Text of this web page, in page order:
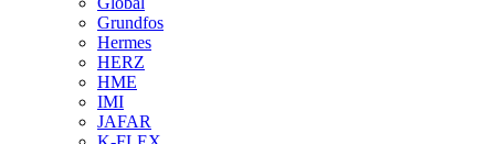
Grundfos
Hermes
HERZ
HME
IMI
JAFAR